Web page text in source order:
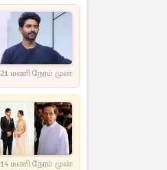
21 மணி நேரம் முன்
14 மணி நேரம் முன்